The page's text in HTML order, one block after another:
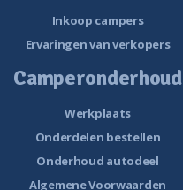
Inkoop campers
Ervaringen van verkopers
Camperonderhoud
Werkplaats
Onderdelen bestellen
Onderhoud autodeel
Algemene Voorwaarden